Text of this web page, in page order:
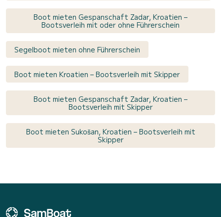
Boot mieten Gespanschaft Zadar, Kroatien –
Bootsverleih mit oder ohne Führerschein
Segelboot mieten ohne Führerschein
Boot mieten Kroatien – Bootsverleih mit Skipper
Boot mieten Gespanschaft Zadar, Kroatien –
Bootsverleih mit Skipper
Boot mieten Sukošan, Kroatien – Bootsverleih mit
Skipper